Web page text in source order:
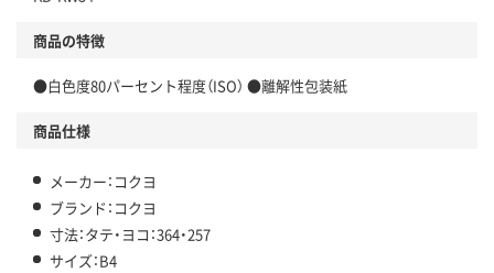
商品の特徴
●白色度80パーセント程度（ISO） ●離解性包装紙
商品仕様
メーカー：コクヨ
ブランド：コクヨ
寸法：タテ・ヨコ：364・257
サイズ：B4